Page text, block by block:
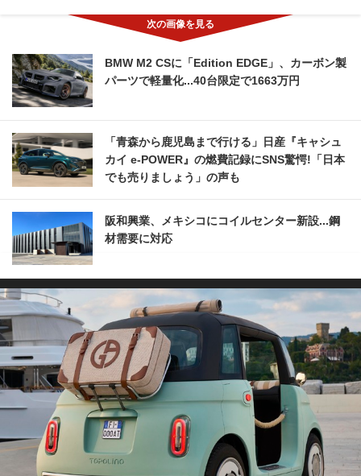
BMW M2 CSに「Edition EDGE」、カーボン製
パーツで軽量化...40台限定で1663万円
「青森から鹿児島まで行ける」日産『キャシュ
カイ e-POWER』の燃費記録にSNS驚愕!「日本
でも売りましょう」の声も
阪和興業、メキシコにコイルセンター新設...鋼
材需要に対応